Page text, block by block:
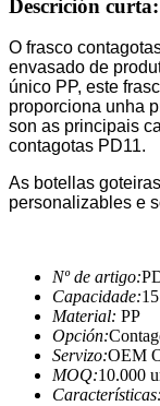
Descrición curta:
O frasco
envasado de
único PP, este
proporciona unha
son as principais
contagotas PD11.
As botellas
personalizables e
Nº de artigo:
Capacidade:
Material: PP
Opción:
Servizo:OEM
MOQ:10.000
Características: